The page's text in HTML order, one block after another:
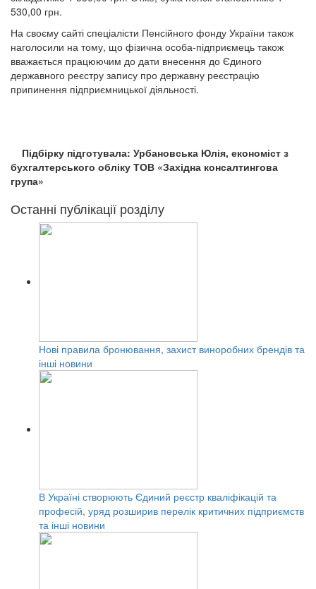
530,00 грн.
На своєму сайті спеціалісти Пенсійного фонду України також
наголосили на тому, що фізична особа-підприємець також
вважається працюючим до дати внесення до Єдиного
державного реєстру запису про державну реєстрацію
припинення підприємницької діяльності.
Підбірку підготувала: Урбановська Юлія, економіст з
бухгалтерського обліку ТОВ «Західна консалтингова
група»
Останні публікації розділу
Нові правила бронювання, захист виноробних брендів та
інші новини
В Україні створюють Єдиний реєстр кваліфікацій та
професій, уряд розширив перелік критичних підприємств
та інші новини